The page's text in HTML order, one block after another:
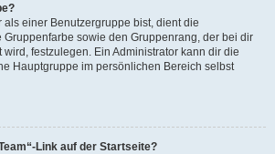
einer Benutzergruppe bist, dient die
Gruppenfarbe sowie den Gruppenrang, der bei dir
festzulegen. Ein Administrator kann dir die
Hauptgruppe im persönlichen Bereich selbst
Link auf der Startseite?